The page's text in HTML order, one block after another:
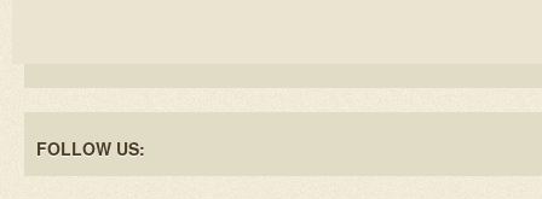
FOLLOW US: